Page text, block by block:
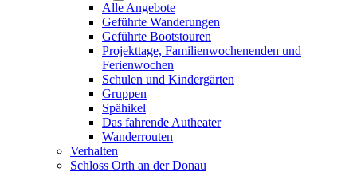
Alle Angebote
Geführte Wanderungen
Geführte Bootstouren
Projekttage, Familienwochenenden und
Ferienwochen
Schulen und Kindergärten
Gruppen
Spähikel
Das fahrende Autheater
Wanderrouten
Verhalten
Schloss Orth an der Donau